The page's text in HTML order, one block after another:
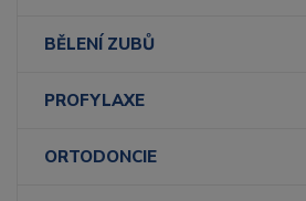
BĚLENÍ ZUBŮ
PROFYLAXE
ORTODONCIE